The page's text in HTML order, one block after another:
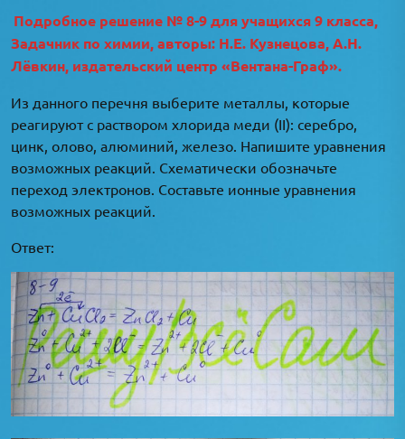
Подробное решение № 8-9 для учащихся 9 класса,
Задачник по химии, авторы: Н.Е. Кузнецова, А.Н.
Лёвкин, издательский центр «Вентана-Граф».
Из данного перечня выберите металлы, которые
реагируют с раствором хлорида меди (II): серебро,
цинк, олово, алюминий, железо. Напишите уравнения
возможных реакций. Схематически обозначьте
переход электронов. Составьте ионные уравнения
возможных реакций.
Ответ: